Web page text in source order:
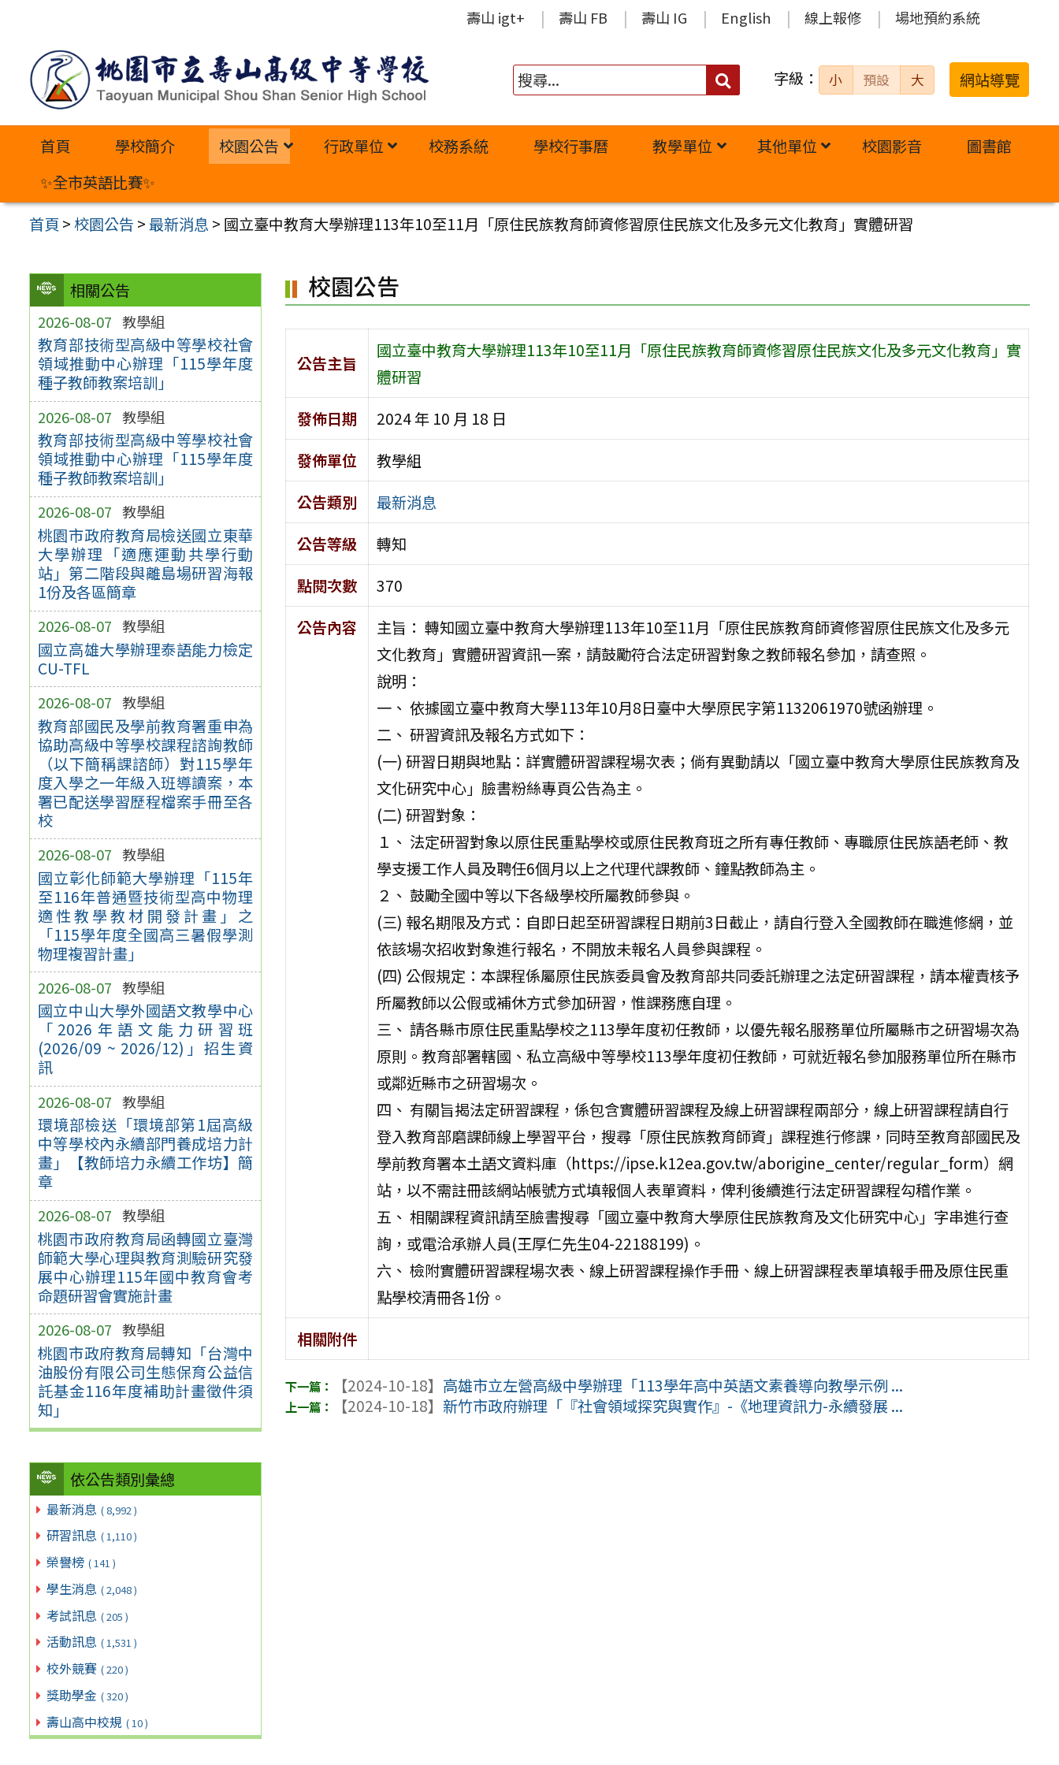
內
壽山 igt+ 壽山 FB 壽山 IG English 線上報修 場地預約系統
搜
字級： 小 預設 大 網站導覽
首頁 學校簡介 校園公告 行政單位 校務系統 學校行事曆 教學單位 其他單位 校園影音
圖書館
✨全市英語比賽✨
首頁 >校園公告 >最新消息 > 國立臺中教育大學辦理113年10至11月「原住民族教育師資修習原住民族文化及多元文化教育」實體研習
相關公告
2026-08-07 教學組
教育部技術型高級中等學校社會
領域推動中心辦理「115學年度
種子教師教案培訓」
2026-08-07 教學組
教育部技術型高級中等學校社會
領域推動中心辦理「115學年度
種子教師教案培訓」
2026-08-07 教學組
桃園市政府教育局檢送國立東華
大學辦理「適應運動共學行動
站」第二階段與離島場研習海報
1份及各區簡章
2026-08-07 教學組
國立高雄大學辦理泰語能力檢定
CU-TFL
2026-08-07 教學組
教育部國民及學前教育署重申為
協助高級中等學校課程諮詢教師
（以下簡稱課諮師）對115學年
度入學之一年級入班導讀案，本
署已配送學習歷程檔案手冊至各
校
2026-08-07 教學組
國立彰化師範大學辦理「115年
至116年普通暨技術型高中物理
適性教學教材開發計畫」之
「115學年度全國高三暑假學測
物理複習計畫」
2026-08-07 教學組
國立中山大學外國語文教學中心
「2026年語文能力研習班
(2026/09 ~ 2026/12)」招生資
訊
2026-08-07 教學組
環境部檢送「環境部第1屆高級
中等學校內永續部門養成培力計
畫」【教師培力永續工作坊】簡
章
2026-08-07 教學組
桃園市政府教育局函轉國立臺灣
師範大學心理與教育測驗研究發
展中心辦理115年國中教育會考
命題研習會實施計畫
2026-08-07 教學組
桃園市政府教育局轉知「台灣中
油股份有限公司生態保育公益信
託基金116年度補助計畫徵件須
知」
依公告類別彙總
最新消息 ( 8,992 )
研習訊息 ( 1,110 )
榮譽榜 ( 141 )
學生消息 ( 2,048 )
考試訊息 ( 205 )
活動訊息 ( 1,531 )
校外競賽 ( 220 )
獎助學金 ( 320 )
壽山高中校規 ( 10 )
校園公告
公告主旨
國立臺中教育大學辦理113年10至11月「原住民族教育師資修習原住民族文化及多元文化教育」實
體研習
發佈日期
2024 年 10 月 18 日
發佈單位
教學組
公告類別
最新消息
公告等級
轉知
點閱次數
370
公告內容
主旨： 轉知國立臺中教育大學辦理113年10至11月「原住民族教育師資修習原住民族文化及多元
文化教育」實體研習資訊一案，請鼓勵符合法定研習對象之教師報名參加，請查照。
說明：
一、 依據國立臺中教育大學113年10月8日臺中大學原民字第1132061970號函辦理。
二、 研習資訊及報名方式如下：
(一) 研習日期與地點：詳實體研習課程場次表；倘有異動請以「國立臺中教育大學原住民族教育及
文化研究中心」臉書粉絲專頁公告為主。
(二) 研習對象：
１、 法定研習對象以原住民重點學校或原住民教育班之所有專任教師、專職原住民族語老師、教
學支援工作人員及聘任6個月以上之代理代課教師、鐘點教師為主。
２、 鼓勵全國中等以下各級學校所屬教師參與。
(三) 報名期限及方式：自即日起至研習課程日期前3日截止，請自行登入全國教師在職進修網，並
依該場次招收對象進行報名，不開放未報名人員參與課程。
(四) 公假規定：本課程係屬原住民族委員會及教育部共同委託辦理之法定研習課程，請本權責核予
所屬教師以公假或補休方式參加研習，惟課務應自理。
三、 請各縣市原住民重點學校之113學年度初任教師，以優先報名服務單位所屬縣市之研習場次為
原則。教育部署轄國、私立高級中等學校113學年度初任教師，可就近報名參加服務單位所在縣市
或鄰近縣市之研習場次。
四、 有關旨揭法定研習課程，係包含實體研習課程及線上研習課程兩部分，線上研習課程請自行
登入教育部磨課師線上學習平台，搜尋「原住民族教育師資」課程進行修課，同時至教育部國民及
學前教育署本土語文資料庫（https://ipse.k12ea.gov.tw/aborigine_center/regular_form）網
站，以不需註冊該網站帳號方式填報個人表單資料，俾利後續進行法定研習課程勾稽作業。
五、 相關課程資訊請至臉書搜尋「國立臺中教育大學原住民族教育及文化研究中心」字串進行查
詢，或電洽承辦人員(王厚仁先生04-22188199)。
六、 檢附實體研習課程場次表、線上研習課程操作手冊、線上研習課程表單填報手冊及原住民重
點學校清冊各1份。
相關附件
【2024-10-18】 高雄市立左營高級中學辦理「113學年高中英語文素養導向教學示例 ...
【2024-10-18】 新竹市政府辦理「『社會領域探究與實作』-《地理資訊力-永續發展 ...